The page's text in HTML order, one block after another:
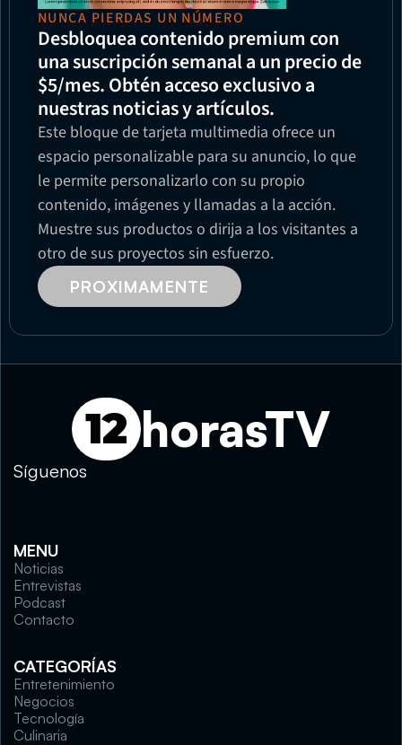
NUNCA PIERDAS UN NÚMERO
Desbloquea contenido premium con
una suscripción semanal a un precio de
$5/mes. Obtén acceso exclusivo a
nuestras noticias y artículos.
Este bloque de tarjeta multimedia ofrece un
espacio personalizable para su anuncio, lo que
le permite personalizarlo con su propio
contenido, imágenes y llamadas a la acción.
Muestre sus productos o dirija a los visitantes a
otro de sus proyectos sin esfuerzo.
PROXIMAMENTE
12 horasTV
Síguenos
MENU
Noticias
Entrevistas
Podcast
Contacto
CATEGORÍAS
Entretenimiento
Negocios
Tecnología
Culinaria